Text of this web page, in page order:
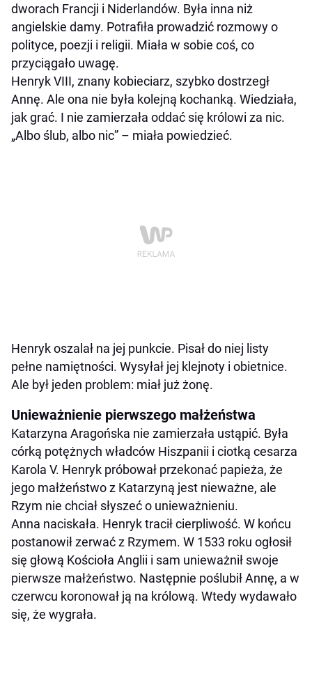
dworach Francji i Niderlandów. Była inna niż
angielskie damy. Potrafiła prowadzić rozmowy o
polityce, poezji i religii. Miała w sobie coś, co
przyciągało uwagę.
Henryk VIII, znany kobieciarz, szybko dostrzegł
Annę. Ale ona nie była kolejną kochanką. Wiedziała,
jak grać. I nie zamierzała oddać się królowi za nic.
„Albo ślub, albo nic” – miała powiedzieć.
Henryk oszalał na jej punkcie. Pisał do niej listy
pełne namiętności. Wysyłał jej klejnoty i obietnice.
Ale był jeden problem: miał już żonę.
Unieważnienie pierwszego małżeństwa
Katarzyna Aragońska nie zamierzała ustąpić. Była
córką potężnych władców Hiszpanii i ciotką cesarza
Karola V. Henryk próbował przekonać papieża, że
jego małżeństwo z Katarzyną jest nieważne, ale
Rzym nie chciał słyszeć o unieważnieniu.
Anna naciskała. Henryk tracił cierpliwość. W końcu
postanowił zerwać z Rzymem. W 1533 roku ogłosił
się głową Kościoła Anglii i sam unieważnił swoje
pierwsze małżeństwo. Następnie poślubił Annę, a w
czerwcu koronował ją na królową. Wtedy wydawało
się, że wygrała.